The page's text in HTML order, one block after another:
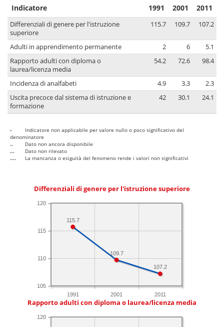
Indicatore 1991 2001 2011
Differenziali di genere per l'istruzione
superiore
115.7 109.7 107.2
Adulti in apprendimento permanente 2 6
5.1
Rapporto adulti con diploma o
laurea/licenza media
54.2 72.6 98.4
Incidenza di analfabeti 4.9 3.3
2.3
Uscita precoce dal sistema di istruzione e
formazione
42 30.1 24.1
-
Indicatore non applicabile per valore nullo o poco significativo del
denominatore
..
Dato non ancora disponibile
...
Dato non rilevato
....
La mancanza o esiguità del fenomeno rende i valori non significativi
Differenziali di genere per l'istruzione superiore
1991 2001 2011
105
110
115
120
107.2
109.7
115.7
Rapporto adulti con diploma o laurea/licenza media
120